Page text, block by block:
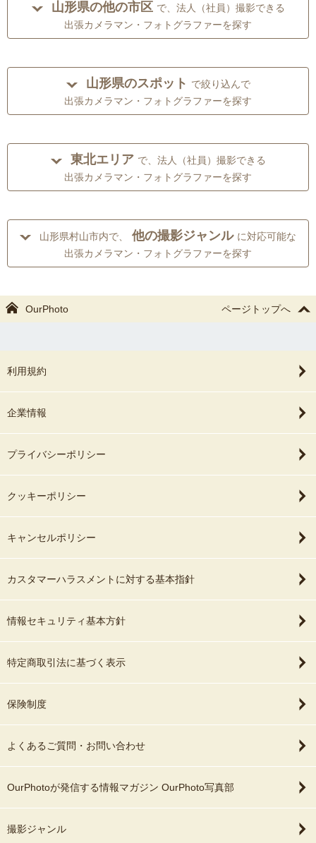
山形県の他の市区 で、法人（社員）撮影できる
出張カメラマン・フォトグラファーを探す
山形県のスポット で絞り込んで
出張カメラマン・フォトグラファーを探す
東北エリア で、法人（社員）撮影できる
出張カメラマン・フォトグラファーを探す
山形県村山市内で、 他の撮影ジャンル に対応可能な
出張カメラマン・フォトグラファーを探す
OurPhoto ページトップへ
利用規約
企業情報
プライバシーポリシー
クッキーポリシー
キャンセルポリシー
カスタマーハラスメントに対する基本指針
情報セキュリティ基本方針
特定商取引法に基づく表示
保険制度
よくあるご質問・お問い合わせ
OurPhotoが発信する情報マガジン OurPhoto写真部
撮影ジャンル